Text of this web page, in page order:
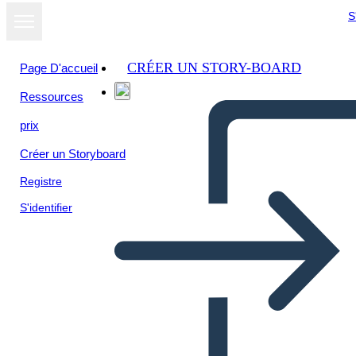
Page D'accueil
Ressources
prix
Créer un Storyboard
Registre
S'identifier
CRÉER UN STORY-BOARD